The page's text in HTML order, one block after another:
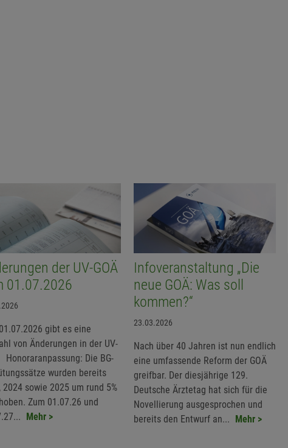
der UV-GOÄ
01.07.2026
gibt es eine
von Änderungen in der UV-
Honoraranpassung: Die BG-
wurden bereits
2024 sowie 2025 um rund 5%
Zum 01.07.26 und
Mehr >
Infoveranstaltung „Die
neue GOÄ: Was soll
kommen?“
23.03.2026
Nach über 40 Jahren ist nun endlich
eine umfassende Reform der GOÄ
greifbar. Der diesjährige 129.
Deutsche Ärztetag hat sich für die
Novellierung ausgesprochen und
bereits den Entwurf an... Mehr >